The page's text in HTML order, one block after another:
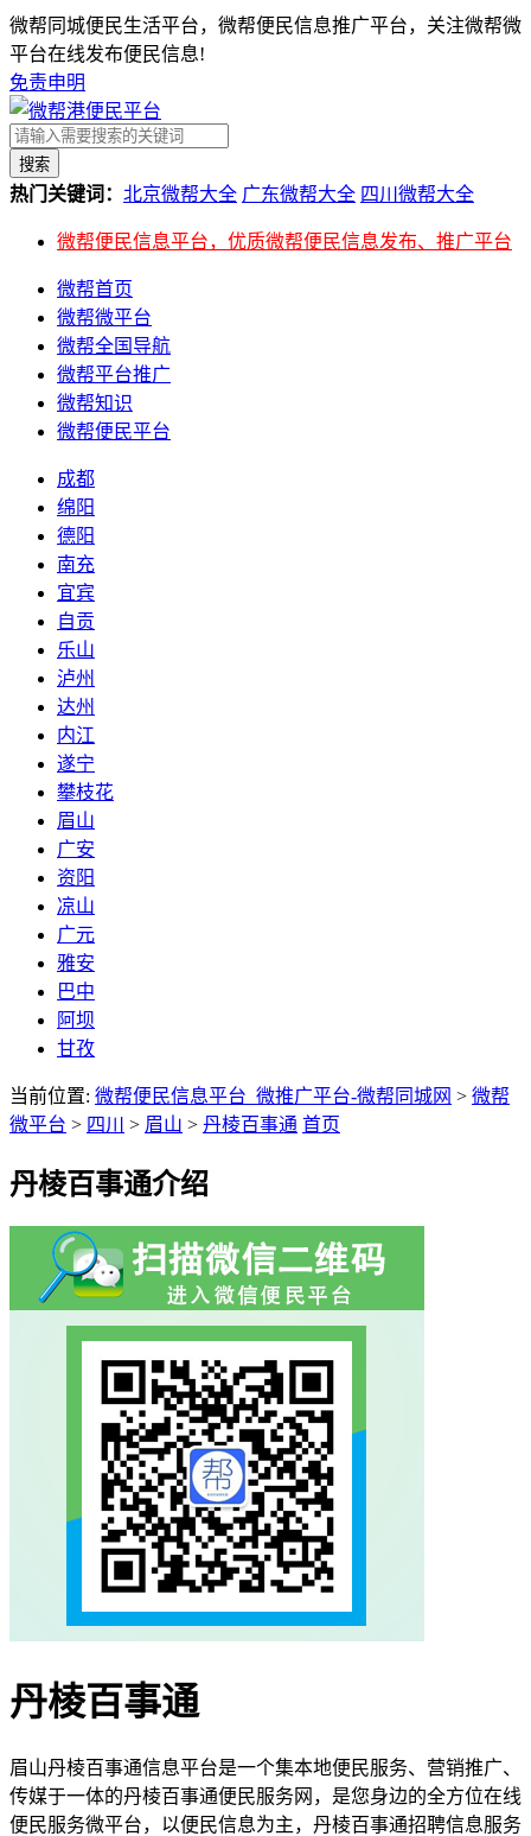
微帮同城便民生活平台，微帮便民信息推广平台，关注微帮微
平台在线发布便民信息!
免责申明
搜索
热门关键词： 北京微帮大全 广东微帮大全 四川微帮大全
微帮便民信息平台，优质微帮便民信息发布、推广平台
微帮首页
微帮微平台
微帮全国导航
微帮平台推广
微帮知识
微帮便民平台
成都
绵阳
德阳
南充
宜宾
自贡
乐山
泸州
达州
内江
遂宁
攀枝花
眉山
广安
资阳
凉山
广元
雅安
巴中
阿坝
甘孜
当前位置: 微帮便民信息平台_微推广平台-微帮同城网 > 微帮
微平台 > 四川 > 眉山 > 丹棱百事通 首页
丹棱百事通介绍
丹棱百事通
眉山丹棱百事通信息平台是一个集本地便民服务、营销推广、
传媒于一体的丹棱百事通便民服务网，是您身边的全方位在线
便民服务微平台，以便民信息为主，丹棱百事通招聘信息服务